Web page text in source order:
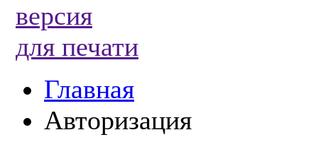
версия
для печати
Главная
Авторизация